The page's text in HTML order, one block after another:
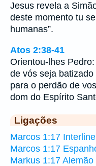
Jesus revela a
deste momento tu
humanas”.
Atos 2:38-41
Orientou-lhes
de vós seja
para o perdão de
dom do Espírito
Ligações
Marcos 1:17
Marcos 1:17
Markus 1:17 Alemão